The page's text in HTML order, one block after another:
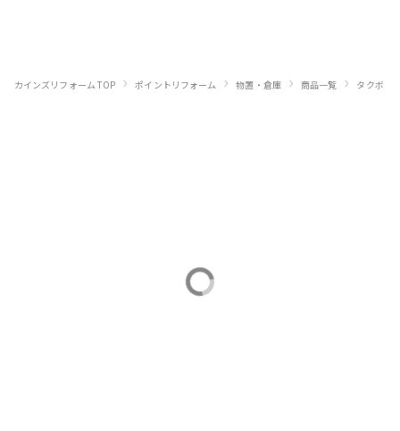
カインズリフォーム TOP › ポイントリフォーム › 物置・倉庫 › 商品一覧 › タクボ